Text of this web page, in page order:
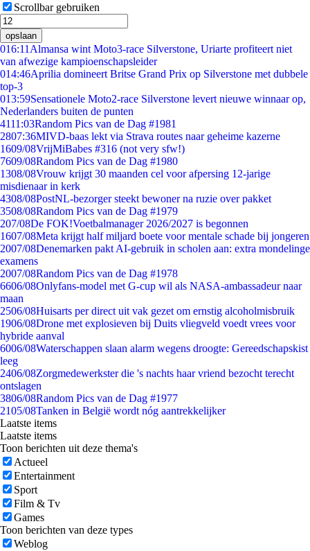
Scrollbar gebruiken
opslaan
016:11 Almansa wint Moto3-race Silverstone, Uriarte profiteert niet
van afwezige kampioenschapsleider
014:46Aprilia domineert Britse Grand Prix op Silverstone met dubbele
top-3
013:59Sensationele Moto2-race Silverstone levert nieuwe winnaar op,
Nederlanders buiten de punten
4111:03Random Pics van de Dag #1981
2807:36MIVD-baas lekt via Strava routes naar geheime kazerne
1609/08VrijMiBabes #316 (not very sfw!)
7609/08Random Pics van de Dag #1980
1308/08Vrouw krijgt 30 maanden cel voor afpersing 12-jarige
misdienaar in kerk
4308/08PostNL-bezorger steekt bewoner na ruzie over pakket
3508/08Random Pics van de Dag #1979
207/08De FOK!Voetbalmanager 2026/2027 is begonnen
1607/08Meta krijgt half miljard boete voor mentale schade bij jongeren
2007/08Denemarken pakt AI-gebruik in scholen aan: extra mondelinge
examens
2007/08Random Pics van de Dag #1978
6606/08Onlyfans-model met G-cup wil als NASA-ambassadeur naar
maan
2506/08Huisarts per direct uit vak gezet om ernstig alcoholmisbruik
1906/08Drone met explosieven bij Duits vliegveld voedt vrees voor
hybride aanval
6006/08Waterschappen slaan alarm wegens droogte: Gereedschapskist
leeg
2406/08Zorgmedewerkster die 's nachts haar vriend bezocht terecht
ontslagen
3806/08Random Pics van de Dag #1977
2105/08Tanken in België wordt nóg aantrekkelijker
Laatste items
Laatste items
Toon berichten uit deze thema's
Actueel
Entertainment
Sport
Film & Tv
Games
Toon berichten van deze types
Weblog